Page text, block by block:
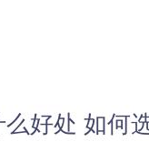
好处 如何